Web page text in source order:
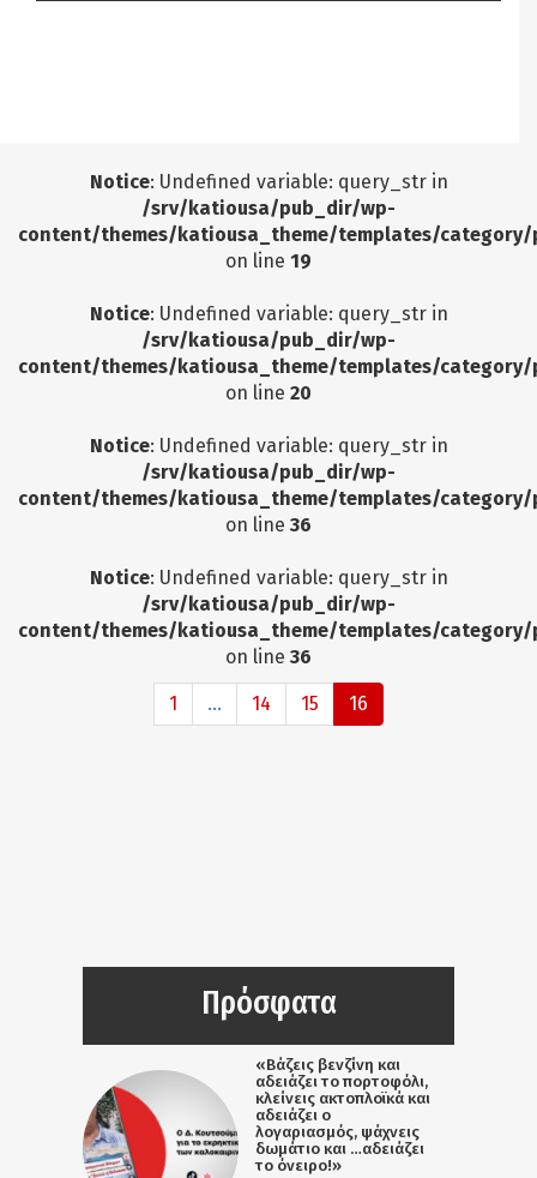
Notice: Undefined variable: query_str in
/srv/katiousa/pub_dir/wp-
content/themes/katiousa_theme/templates/
on line 19
Notice: Undefined variable: query_str in
/srv/katiousa/pub_dir/wp-
content/themes/katiousa_theme/templates/
on line 20
Notice: Undefined variable: query_str in
/srv/katiousa/pub_dir/wp-
content/themes/katiousa_theme/templates/
on line 36
Notice: Undefined variable: query_str in
/srv/katiousa/pub_dir/wp-
content/themes/katiousa_theme/templates/
on line 36
1 ... 14 15 16
Πρόσφατα
«Βάζεις βενζίνη και
αδειάζει το πορτοφόλι,
κλείνεις ακτοπλοϊκά και
αδειάζει ο
λογαριασμός, ψάχνεις
δωμάτιο και …αδειάζει
το όνειρο!»